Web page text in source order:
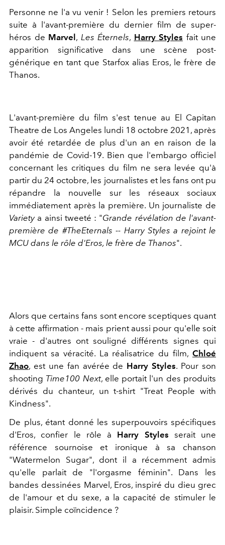
Personne ne l'a vu venir ! Selon les premiers retours
suite à l'avant-première du dernier film de super-
héros de Marvel , Les Éternels, Harry Styles fait une
apparition significative dans une scène post-
générique en tant que Starfox alias Eros, le frère de
Thanos.
L'avant-première du film s'est tenue au El Capitan
Theatre de Los Angeles lundi 18 octobre 2021, après
avoir été retardée de plus d'un an en raison de la
pandémie de Covid-19. Bien que l'embargo officiel
concernant les critiques du film ne sera levée qu'à
partir du 24 octobre, les journalistes et les fans ont pu
répandre la nouvelle sur les réseaux sociaux
immédiatement après la première. Un journaliste de
Varietya ainsi tweeté : "Grande révélation de l'avant-
première de #TheEternals -- Harry Styles a rejoint le
MCU dans le rôle d'Eros, le frère de Thanos".
Alors que certains fans sont encore sceptiques quant
à cette affirmation - mais prient aussi pour qu'elle soit
vraie - d'autres ont souligné différents signes qui
indiquent sa véracité. La réalisatrice du film, Chloé
Zhao, est une fan avérée de Harry Styles. Pour son
shooting Time100 Next, elle portait l'un des produits
dérivés du chanteur, un t-shirt "Treat People with
Kindness".
De plus, étant donné les superpouvoirs spécifiques
d'Eros, confier le rôle à Harry Styles serait une
référence sournoise et ironique à sa chanson
"Watermelon Sugar", dont il a récemment admis
qu'elle parlait de "l'orgasme féminin". Dans les
bandes dessinées Marvel, Eros, inspiré du dieu grec
de l'amour et du sexe, a la capacité de stimuler le
plaisir. Simple coïncidence ?